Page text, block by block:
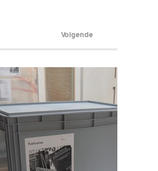
Volgende